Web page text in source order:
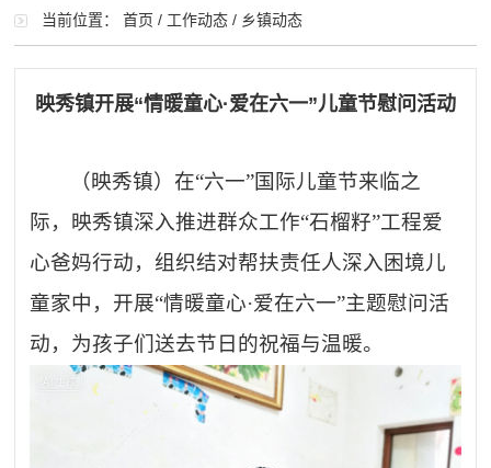
当前位置：首页 / 工作动态 / 乡镇动态
映秀镇开展“情暖童心·爱在六一”儿童节慰问活动
（映秀镇）在“六一”国际儿童节来临之
际，映秀镇深入推进群众工作“石榴籽”工程爱
心爸妈行动，组织结对帮扶责任人深入困境儿
童家中，开展“情暖童心·爱在六一”主题慰问活
动，为孩子们送去节日的祝福与温暖。